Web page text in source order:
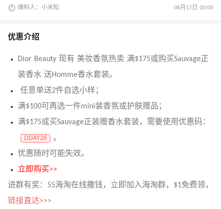
爆料人：小米粒 06月17日 00:00
优惠介绍
Dior Beauty 现有 美妆香氛热卖 满$175或购买Sauvage正
装香水 送Homme香水套装。
任意单送2件自选小样；
满$100可再选一件mini装香氛或护肤赠品；
满$175或买Sauvage正装赠香水套装，需要使用优惠码：
DDAY26
。
优惠随时可能失效。
立即购买>>
进群有奖：55海淘在线撒钱，立即加入海淘群，$1免费领，
链接直达>>>